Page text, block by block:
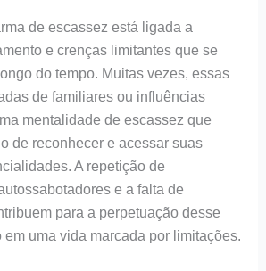
de escassez está ligada a
e crenças limitantes que se
do tempo. Muitas vezes, essas
de familiares ou influências
mentalidade de escassez que
de reconhecer e acessar suas
A repetição de
e a falta de
para a perpetuação desse
em uma vida marcada por limitações.